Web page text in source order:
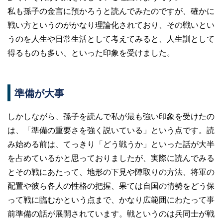
私も孫子の金言に預かろうと読んでみたのですが、確かに
戦い方というのがかなり理論化されており、その戦いとい
うのを人生や日常生活として考えてみると、人生訓として
得るものも多い、といった印象を受けました。
準備が大事
しかしながら、孫子を読んで私が最も強い印象を受けたの
は、「準備の重要さを強く説いている」という点です。読
み始める前は、てっきり「どう戦うか」といった話が大半
を占めているかと思っておりましたが、実際に読んでみる
とその戦にあたって、地形の下見や陣取りの方法、将軍の
配置や彼ら各人の性格の把握、果ては自国の情勢をどう保
って戦に臨むかという点まで、かなり広範囲にわたって事
前準備の話が展開されています。戦というのは兵同士が戦